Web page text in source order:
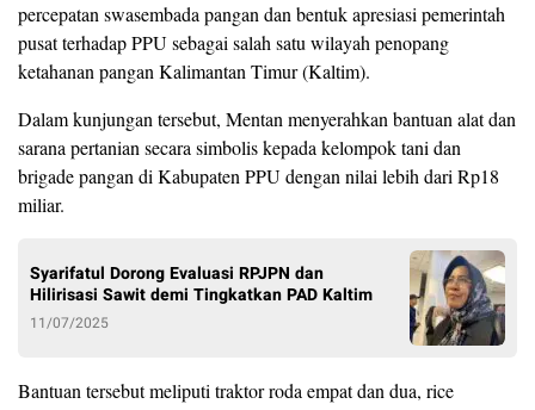
percepatan swasembada pangan dan bentuk apresiasi pemerintah
pusat terhadap PPU sebagai salah satu wilayah penopang
ketahanan pangan Kalimantan Timur (Kaltim).
Dalam kunjungan tersebut, Mentan menyerahkan bantuan alat dan
sarana pertanian secara simbolis kepada kelompok tani dan
brigade pangan di Kabupaten PPU dengan nilai lebih dari Rp18
miliar.
Syarifatul Dorong Evaluasi RPJPN dan
Hilirisasi Sawit demi Tingkatkan PAD Kaltim
11/07/2025
Bantuan tersebut meliputi traktor roda empat dan dua, rice